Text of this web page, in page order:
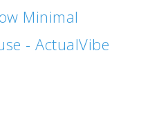
Minimal
- ActualVibe